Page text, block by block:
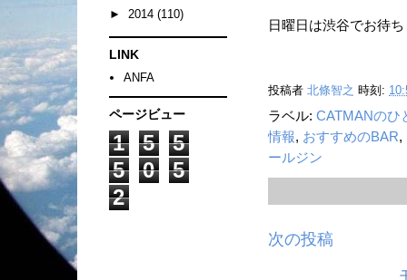
日曜日は渋谷でお待
投稿者 北條智之 時刻:
ラベル: CATMANのひ
情報, おすすめのBAR,
ールジン
次の投稿
► 2014 (110)
LINK
ANFA
ページビュー
1 5
5
5
0
5
2